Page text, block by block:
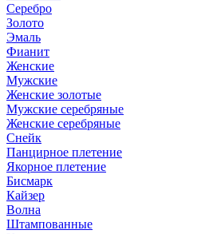
Серебро
Золото
Эмаль
Фианит
Женские
Мужские
Женские золотые
Мужские серебряные
Женские серебряные
Снейк
Панцирное плетение
Якорное плетение
Бисмарк
Кайзер
Волна
Штампованные